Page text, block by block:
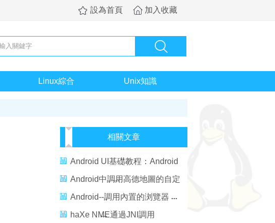
設為首頁 加入收藏
Linux綜合 Unix知識
相關文章
Android UI基礎教程：Android
Fragment實例
Android中調用高德地圖的自定
義標記視圖
Android--調用內置的浏覽器
haXe NME通過JNI調用